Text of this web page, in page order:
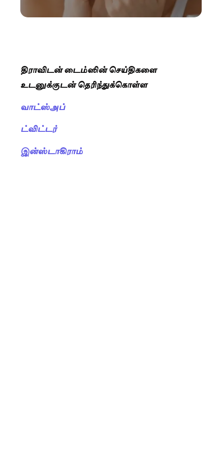
திராவிடன் டைம்ஸின் செய்திகளை
உடனுக்குடன் தெரிந்துக்கொள்ள
வாட்ஸ்அப்
ட்விட்டர்
இன்ஸ்டாகிராம்